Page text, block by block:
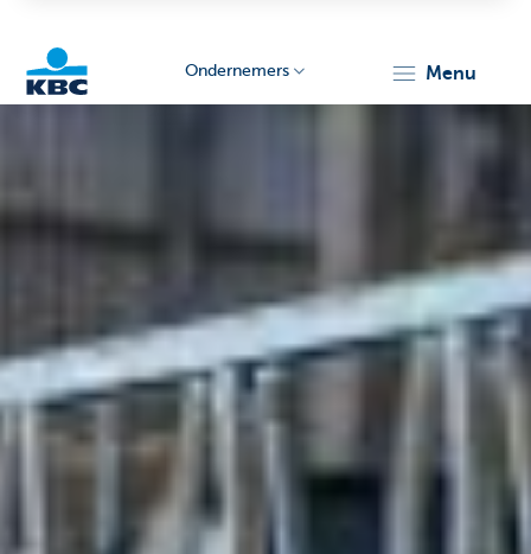
Ondernemers
Ondernemers menu